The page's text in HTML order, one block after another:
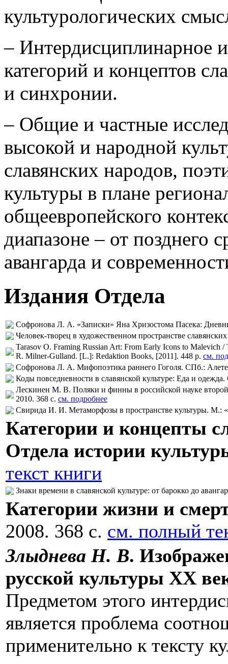
культурологических
– Интердисциплинарное
категорий и концептов
и синхронии.
– Общие и частные
высокой и народной
славянских народов,
культуры в плане
общеевропейского
диапазоне – от позднего
авангарда и
Издания Отдела
Софронова Л. А. «Записки» Яна Хризостома Пасека:
Человек-творец в художественном пространстве
Tarasov O. Framing Russian Art: From Early Icons to Malevich
R. Milner-Gulland. [L.]: Redaktion Books, [2011]. 448 p. см.
Софронова Л. А. Мифопоэтика раннего Гоголя. СПб.:
Коды повседневности в славянской культуре: Еда и
Лескинен М. В. Поляки и финны в российской науке
2010. 368 с. см. подробнее
Свирида И. И. Метаморфозы в пространстве культуры. М.:
Категории и концепты
Отдела истории
текст книги
Знаки времени в славянской культуре: от барокко до
Категории жизни и
2008. 368 с. см. полный
Злыднева Н. В.
русской культуры ХХ
Предметом этого
является проблема
применительно к тексту